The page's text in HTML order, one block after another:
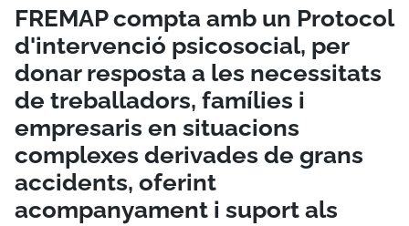
FREMAP compta amb un Protocol
d'intervenció psicosocial, per
donar resposta a les necessitats
de treballadors, famílies i
empresaris en situacions
complexes derivades de grans
accidents, oferint
acompanyament i suport als